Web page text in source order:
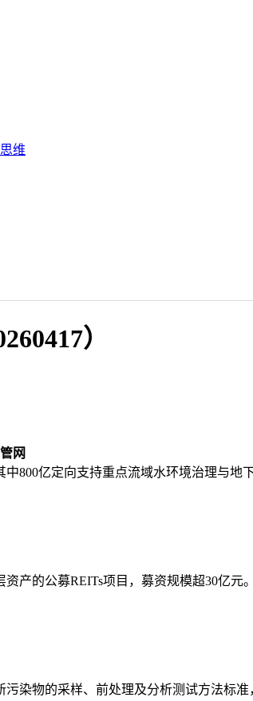
维
）
网
800亿定向支持重点流域水环境治理与
产的公募REITs项目，募资规模超30亿
染物的采样、前处理及分析测试方法标